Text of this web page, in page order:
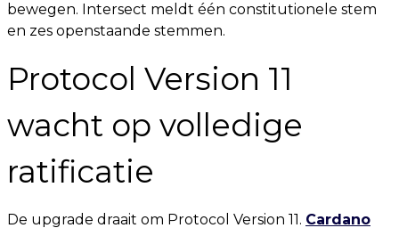
bewegen. Intersect meldt één constitutionele stem
en zes openstaande stemmen.
Protocol Version 11
wacht op volledige
ratificatie
De upgrade draait om Protocol Version 11. Cardano